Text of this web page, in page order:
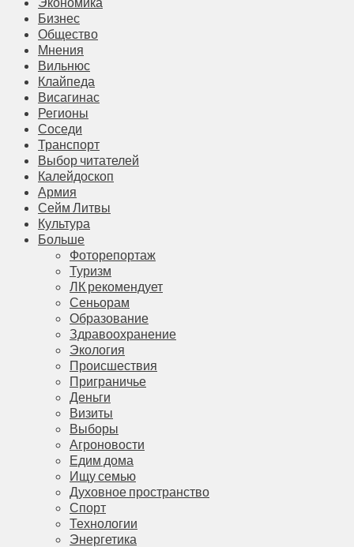
Бизнес
Общество
Мнения
Вильнюс
Клайпеда
Висагинас
Регионы
Соседи
Транспорт
Выбор читателей
Калейдоскоп
Армия
Сейм Литвы
Культура
Больше
Фоторепортаж
Туризм
ЛК рекомендует
Сеньорам
Образование
Здравоохранение
Экология
Происшествия
Приграничье
Деньги
Визиты
Выборы
Агроновости
Едим дома
Ищу семью
Духовное пространство
Спорт
Технологии
Энергетика